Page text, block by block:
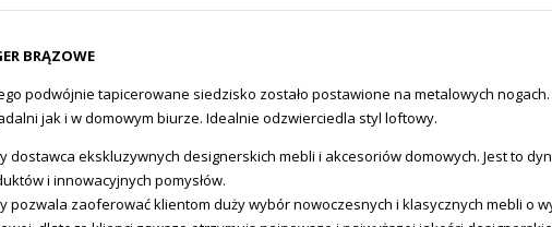
BRĄZOWE
podwójnie tapicerowane siedzisko zostało postawione na metalowych
jak i w domowym biurze. Idealnie odzwierciedla styl loftowy.
dostawca ekskluzywnych designerskich mebli i akcesoriów domowych. Jest to
i innowacyjnych pomysłów.
pozwala zaoferować klientom duży wybór nowoczesnych i klasycznych mebli o